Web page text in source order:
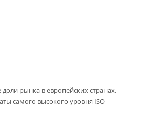
рынка в европейских странах.
самого высокого уровня ISO